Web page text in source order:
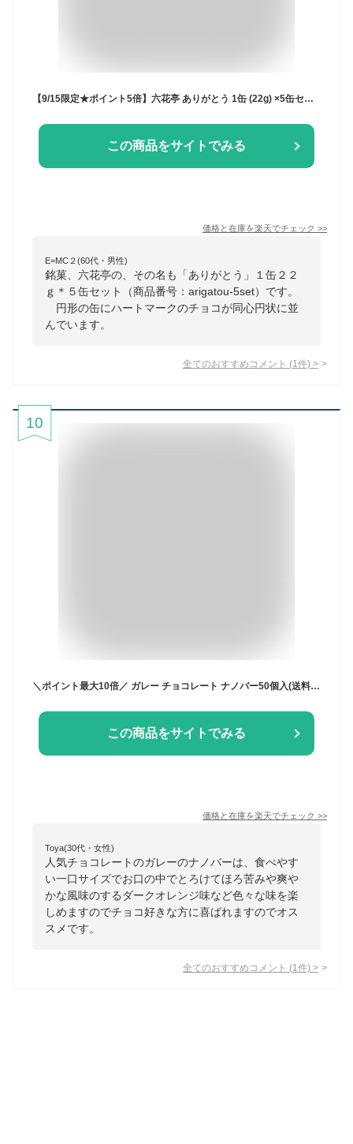
【9/15限定★ポイント5倍】六花亭 ありがとう 1缶 (22g) ×5缶セット チョコレート お礼 お返し プチギフト プレゼント ギフト 2次会 引き出物 敬老の日ギフト 内祝い お返し
この商品をサイトでみる
価格と在庫を楽天でチェック >>
E=MC２(60代・男性)
銘菓、六花亭の、その名も「ありがとう」１缶２２
ｇ＊５缶セット（商品番号：arigatou-5set）です。
円形の缶にハートマークのチョコが同心円状に並
んでいます。
全てのおすすめコメント (1 件) >
10
＼ポイント最大10倍／ ガレー チョコレート ナノバー50個入(送料込) 缶 入り 詰め合わせ 2026 母の日 ギフト 早割 チョコ お菓子 大量 大容量 ばらまき 個包装 小分け おしゃれ かわいい 高級 会社 職場 退職 祝い 挨拶 お礼 入学祝い 内祝い お返し 誕生日 プレゼント
この商品をサイトでみる
価格と在庫を楽天でチェック >>
Toya(30代・女性)
人気チョコレートのガレーのナノバーは、食べやす
い一口サイズでお口の中でとろけてほろ苦みや爽や
かな風味のするダークオレンジ味など色々な味を楽
しめますのでチョコ好きな方に喜ばれますのでオス
スメです。
全てのおすすめコメント (1 件) >